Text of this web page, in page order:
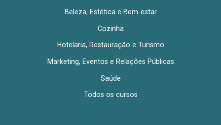
Beleza, Estética e Bem-estar
Cozinha
Hotelaria, Restauração e Turismo
Marketing, Eventos e Relações Públicas
Saúde
Todos os cursos